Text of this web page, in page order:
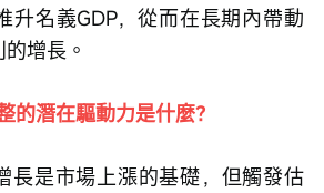
升名義GDP，從而在長期內帶動
增長。
的潛在驅動力是什麼？
長是市場上漲的基礎，但觸發估